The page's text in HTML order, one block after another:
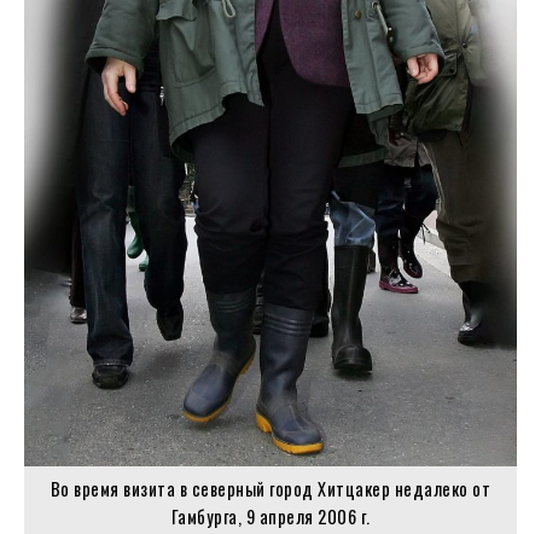
Во время визита в северный город Хитцакер недалеко от
Гамбурга, 9 апреля 2006 г.